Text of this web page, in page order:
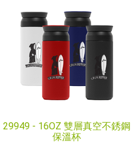
29949 - 16OZ 雙層真空不銹鋼
保溫杯